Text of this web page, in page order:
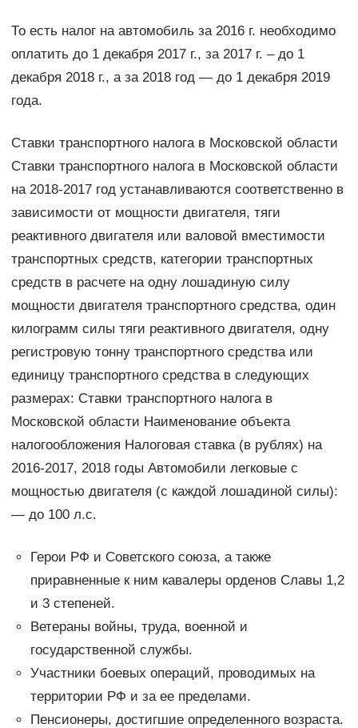
То есть налог на автомобиль за 2016 г. необходимо
оплатить до 1 декабря 2017 г., за 2017 г. – до 1
декабря 2018 г., а за 2018 год — до 1 декабря 2019
года.
Ставки транспортного налога в Московской области
Ставки транспортного налога в Московской области
на 2018-2017 год устанавливаются соответственно в
зависимости от мощности двигателя, тяги
реактивного двигателя или валовой вместимости
транспортных средств, категории транспортных
средств в расчете на одну лошадиную силу
мощности двигателя транспортного средства, один
килограмм силы тяги реактивного двигателя, одну
регистровую тонну транспортного средства или
единицу транспортного средства в следующих
размерах: Ставки транспортного налога в
Московской области Наименование объекта
налогообложения Налоговая ставка (в рублях) на
2016-2017, 2018 годы Автомобили легковые с
мощностью двигателя (с каждой лошадиной силы):
— до 100 л.с.
Герои РФ и Советского союза, а также
приравненные к ним кавалеры орденов Славы 1,2
и 3 степеней.
Ветераны войны, труда, военной и
государственной службы.
Участники боевых операций, проводимых на
территории РФ и за ее пределами.
Пенсионеры, достигшие определенного возраста.